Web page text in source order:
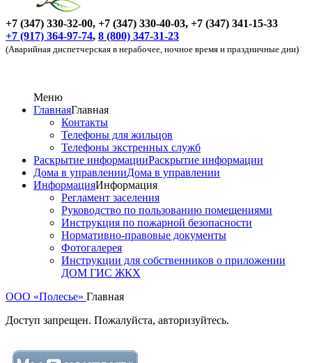
+7 (347) 330-32-00, +7 (347) 330-40-03, +7 (347) 341-15-33
+7 (917) 364-97-74, 8 (800) 347-31-23
(Аварийная диспетчерская в нерабочее, ночное время и праздничные дни)
Меню
ГлавнаяГлавная
Контакты
Телефоны для жильцов
Телефоны экстренных служб
Раскрытие информацииРаскрытие информации
Дома в управленииДома в управлении
ИнформацияИнформация
Регламент заселения
Руководство по пользованию помещениями
Инструкция по пожарной безопасности
Нормативно-правовые документы
Фотогалерея
Инструкции для собственников о приложении
ДОМ ГИС ЖКХ
ООО «Полесье» Главная
Доступ запрещен. Пожалуйста, авторизуйтесь.